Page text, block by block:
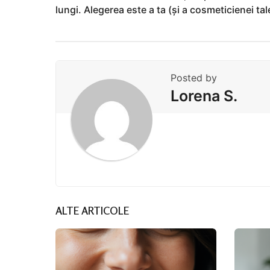
lungi. Alegerea este a ta (și a cosmeticienei
Posted by
Lorena S.
ALTE ARTICOLE